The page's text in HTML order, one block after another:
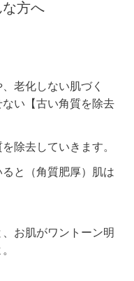
な方へ
老化しない肌づく
い【古い角質を除去
除去していきます。
と（角質肥厚）肌は
お肌がワントーン明